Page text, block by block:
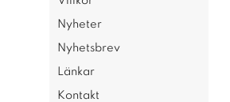
Nyheter
Nyhetsbrev
Länkar
Kontakt